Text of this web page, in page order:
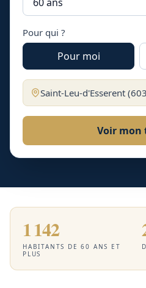
Pour qui ?
Pour moi
Saint-Leu-d'Esserent (
Voir mon
1 142
HABITANTS DE 60 ANS ET
PLUS